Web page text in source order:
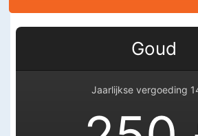
Goud
Jaarlijkse vergoeding